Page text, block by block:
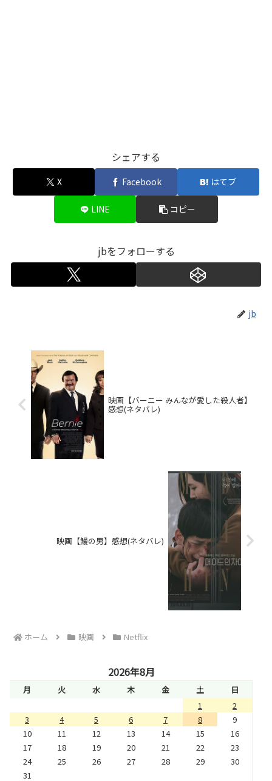
シェアする
X Facebook はてブ
LINE コピー
jbをフォローする
jb
映画【バーニー みんなが愛した殺人者】
感想(ネタバレ)
映画【鰻の男】感想(ネタバレ)
ホーム 映画 Netflix
2026年8月
月 火 水 木 金 土
日
1
2
3
4 5 6 7 8
9
10
11 12 13 14 15
16
17
18 19 20 21 22
23
24
25 26 27 28 29
30
31